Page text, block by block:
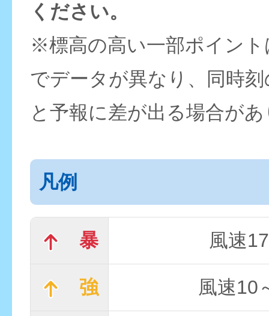
ください。
※標高の高い一部ポイン
でデータが異なり、同時
と予報に差が出る場合が
凡例
暴 風速
強 風速10